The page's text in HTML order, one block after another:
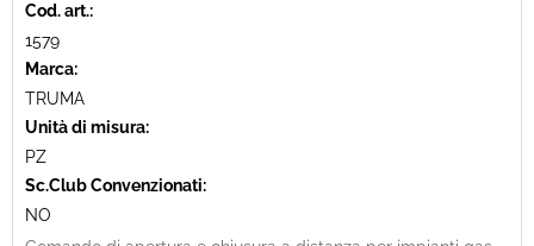
Cod. art.:
1579
Marca:
TRUMA
Unità di misura:
PZ
Sc.Club Convenzionati:
NO